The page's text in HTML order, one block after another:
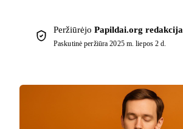
Peržiūrėjo Papildai.org redakcija
Paskutinė peržiūra2025 m. liepos 2 d.